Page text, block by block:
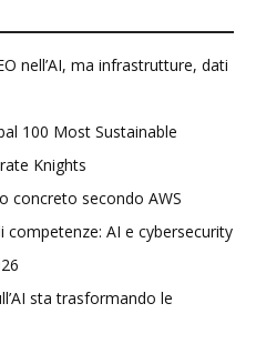
nell’AI, ma infrastrutture, dati
100 Most Sustainable
Knights
concreto secondo AWS
AI e cybersecurity
sta trasformando le